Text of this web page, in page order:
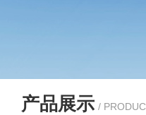
产品展示 /